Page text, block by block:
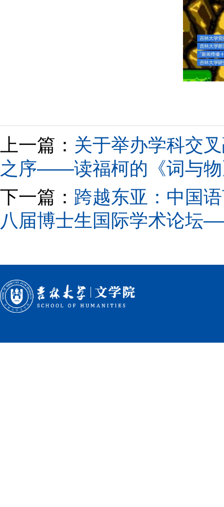
上一篇： 关于举办学科交
之序——读福柯的《词与物
下一篇： 跨越东亚：中国
八届博士生国际学术论坛